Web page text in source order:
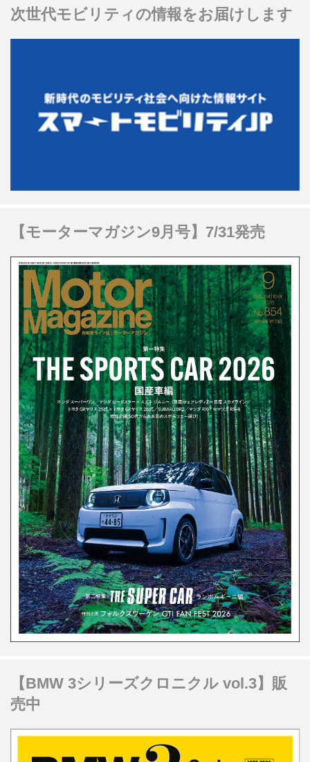
次世代モビリティの情報をお届けします
【モーターマガジン9月号】7/31発売
【BMW 3シリーズクロニクル vol.3】販
売中